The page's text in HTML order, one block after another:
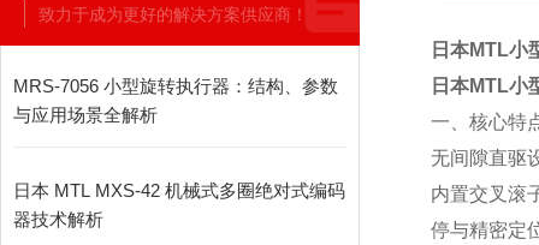
致力于成为更好的解决方案供应商！
MRS‑7056 小型旋转执行器：结构、参数
与应用场景全解析
日本 MTL MXS-42 机械式多圈绝对式编码
器技术解析
日本MTL小
日本MTL小
一、核心特
无间隙直驱
内置交叉滚
停与精密定